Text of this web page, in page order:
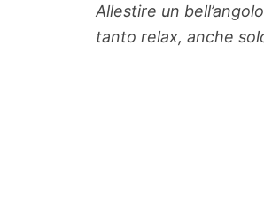
Allestire un
tanto relax, anche